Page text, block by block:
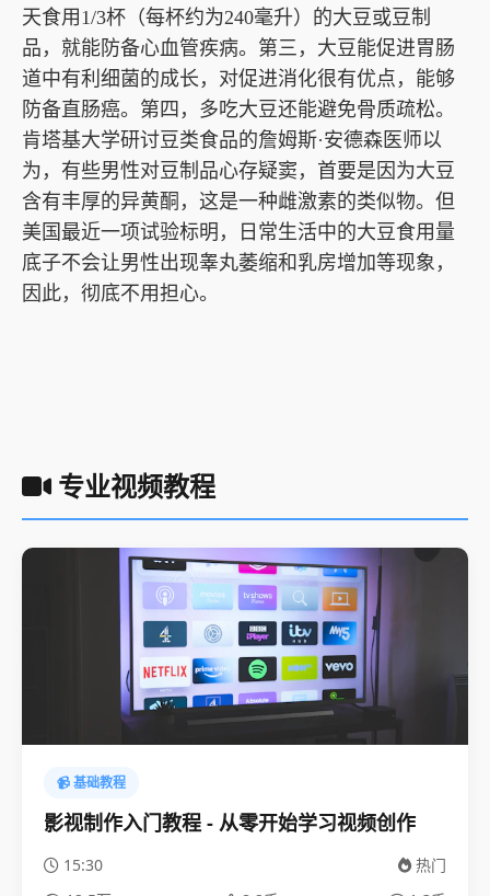
天食用1/3杯（每杯约为240毫升）的大豆或豆制
品，就能防备心血管疾病。第三，大豆能促进胃肠
道中有利细菌的成长，对促进消化很有优点，能够
防备直肠癌。第四，多吃大豆还能避免骨质疏松。
肯塔基大学研讨豆类食品的詹姆斯·安德森医师以
为，有些男性对豆制品心存疑窦，首要是因为大豆
含有丰厚的异黄酮，这是一种雌激素的类似物。但
美国最近一项试验标明，日常生活中的大豆食用量
底子不会让男性出现睾丸萎缩和乳房增加等现象，
因此，彻底不用担心。
专业视频教程
📹 基础教程
影视制作入门教程 - 从零开始学习视频创作
15:30
热门